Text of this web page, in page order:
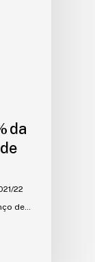
da
22
de…